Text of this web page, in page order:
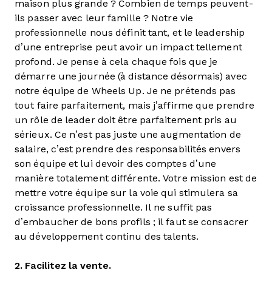
maison plus grande ? Combien de temps peuvent-
ils passer avec leur famille ? Notre vie
professionnelle nous définit tant, et le leadership
d’une entreprise peut avoir un impact tellement
profond. Je pense à cela chaque fois que je
démarre une journée (à distance désormais) avec
notre équipe de Wheels Up. Je ne prétends pas
tout faire parfaitement, mais j’affirme que prendre
un rôle de leader doit être parfaitement pris au
sérieux. Ce n’est pas juste une augmentation de
salaire, c’est prendre des responsabilités envers
son équipe et lui devoir des comptes d’une
manière totalement différente. Votre mission est de
mettre votre équipe sur la voie qui stimulera sa
croissance professionnelle. Il ne suffit pas
d’embaucher de bons profils ; il faut se consacrer
au développement continu des talents.
2. Facilitez la vente.